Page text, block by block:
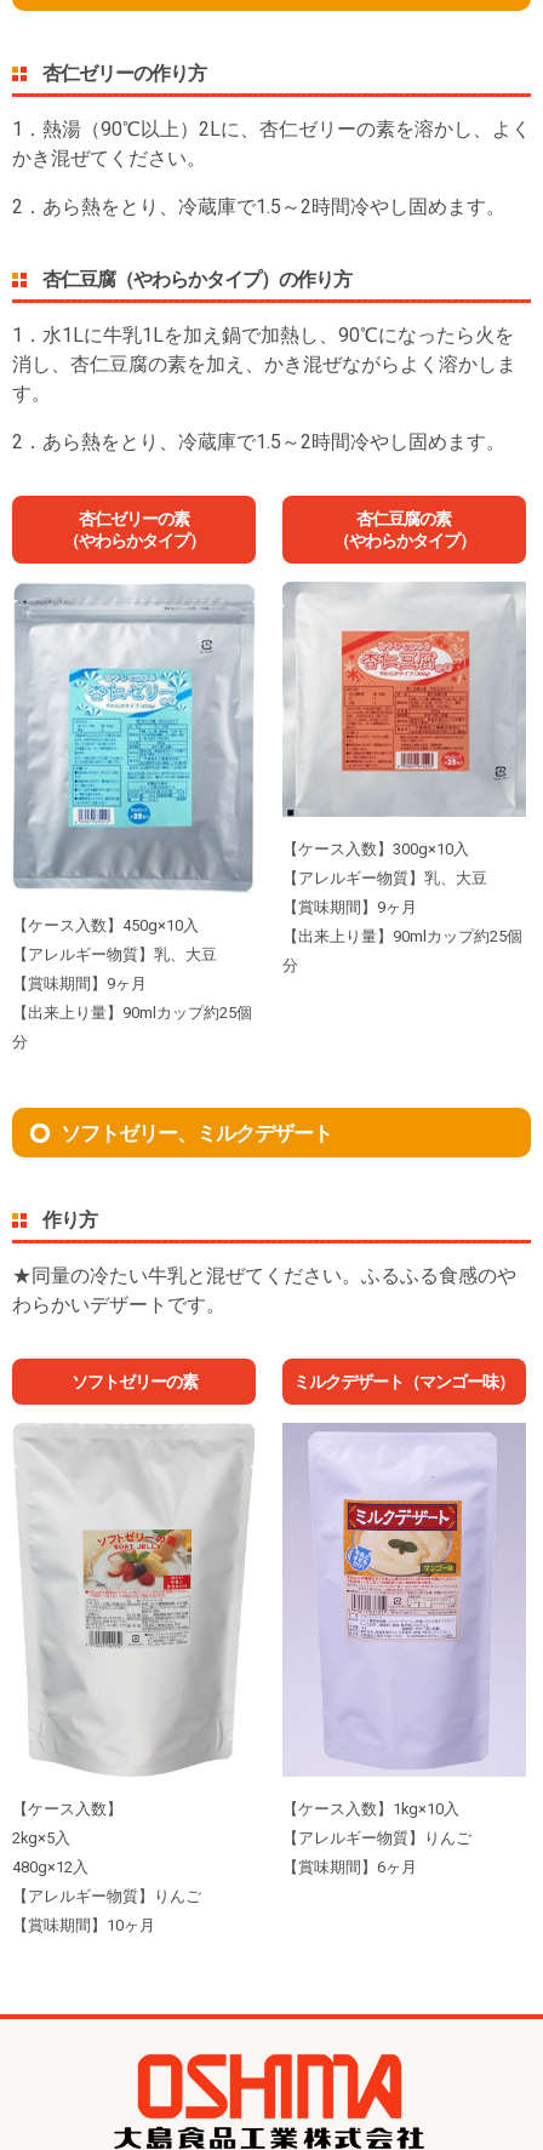
杏仁ゼリーの作り方
1．熱湯（90℃以上）2Lに、杏仁ゼリーの素を溶かし、よく
かき混ぜてください。
2．あら熱をとり、冷蔵庫で1.5～2時間冷やし固めます。
杏仁豆腐（やわらかタイプ）の作り方
1．水1Lに牛乳1Lを加え鍋で加熱し、90℃になったら火を
消し、杏仁豆腐の素を加え、かき混ぜながらよく溶かしま
す。
2．あら熱をとり、冷蔵庫で1.5～2時間冷やし固めます。
杏仁ゼリーの素
（やわらかタイプ）
【ケース入数】450g×10入
【アレルギー物質】乳、大豆
【賞味期間】9ヶ月
【出来上り量】90mlカップ約25個
分
杏仁豆腐の素
（やわらかタイプ）
【ケース入数】300g×10入
【アレルギー物質】乳、大豆
【賞味期間】9ヶ月
【出来上り量】90mlカップ約25個
分
ソフトゼリー、ミルクデザート
作り方
★同量の冷たい牛乳と混ぜてください。ふるふる食感のや
わらかいデザートです。
ソフトゼリーの素
【ケース入数】
2kg×5入
480g×12入
【アレルギー物質】りんご
【賞味期間】10ヶ月
ミルクデザート（マンゴー味）
【ケース入数】1kg×10入
【アレルギー物質】りんご
【賞味期間】6ヶ月